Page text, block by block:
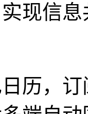
现信
，订